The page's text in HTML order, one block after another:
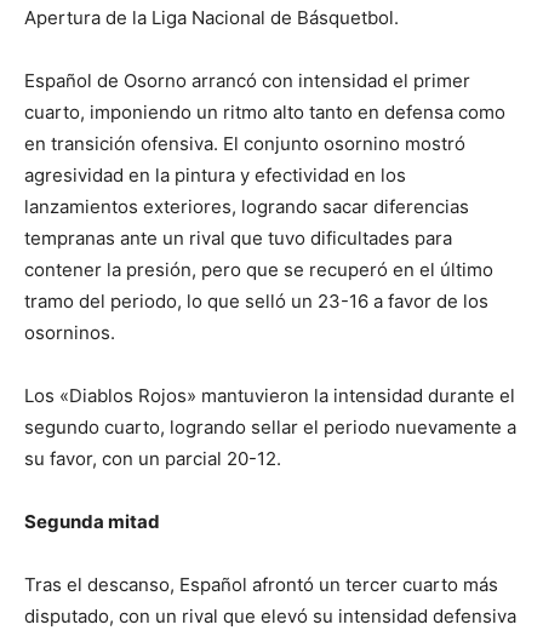
Apertura de la Liga Nacional de Básquetbol.
Español de Osorno arrancó con intensidad el primer
cuarto, imponiendo un ritmo alto tanto en defensa como
en transición ofensiva. El conjunto osornino mostró
agresividad en la pintura y efectividad en los
lanzamientos exteriores, logrando sacar diferencias
tempranas ante un rival que tuvo dificultades para
contener la presión, pero que se recuperó en el último
tramo del periodo, lo que selló un 23-16 a favor de los
osorninos.
Los «Diablos Rojos» mantuvieron la intensidad durante el
segundo cuarto, logrando sellar el periodo nuevamente a
su favor, con un parcial 20-12.
Segunda mitad
Tras el descanso, Español afrontó un tercer cuarto más
disputado, con un rival que elevó su intensidad defensiva